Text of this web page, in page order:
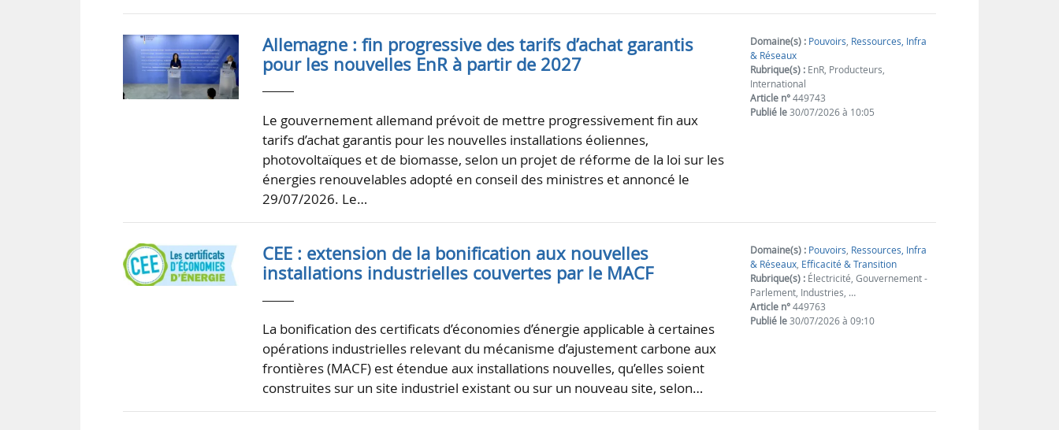
Allemagne : fin progressive des tarifs d’achat garantis
pour les nouvelles EnR à partir de 2027
Le gouvernement allemand prévoit de mettre progressivement fin aux
tarifs d’achat garantis pour les nouvelles installations éoliennes,
photovoltaïques et de biomasse, selon un projet de réforme de la loi sur les
énergies renouvelables adopté en conseil des ministres et annoncé le
29/07/2026. Le…
Domaine(s) : Pouvoirs, Ressources, Infra
& Réseaux
Rubrique(s) : EnR, Producteurs,
International
Article n°449743
Publié le30/07/2026 à 10:05
CEE : extension de la bonification aux nouvelles
installations industrielles couvertes par le MACF
La bonification des certificats d’économies d’énergie applicable à certaines
opérations industrielles relevant du mécanisme d’ajustement carbone aux
frontières (MACF) est étendue aux installations nouvelles, qu’elles soient
construites sur un site industriel existant ou sur un nouveau site, selon…
Domaine(s) : Pouvoirs, Ressources, Infra
& Réseaux, Efficacité & Transition
Rubrique(s) : Électricité, Gouvernement -
Parlement, Industries, …
Article n°449763
Publié le30/07/2026 à 09:10